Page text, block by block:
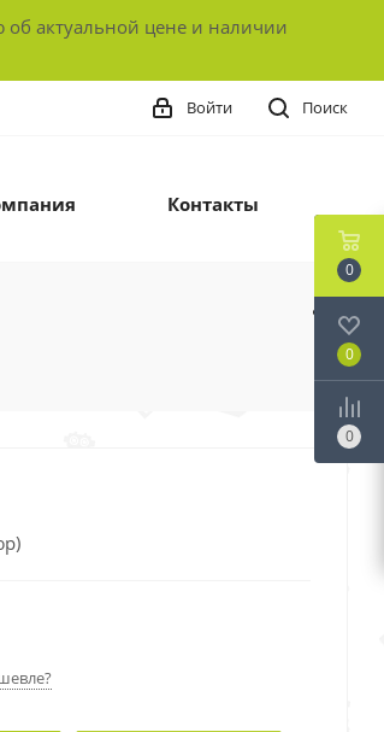
актуальной цене и наличии
Поиск
Войти
Контакты
0
0
0